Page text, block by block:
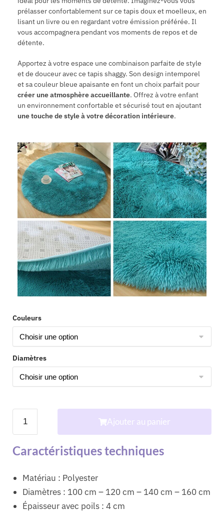
prélasser confortablement sur ce tapis doux et moelleux, en
lisant un livre ou en regardant votre émission préférée. Il
vous accompagnera pendant vos moments de repos et de
détente.
Apportez à votre espace une combinaison parfaite de style
et de douceur avec ce tapis shaggy. Son design intemporel
et sa couleur bleue apaisante en font un choix parfait pour
créer une atmosphère accueillante. Offrez à votre enfant
un environnement confortable et sécurisé tout en ajoutant
une touche de style à votre décoration intérieure.
Couleurs
Diamètres
Ajouter au panier
Caractéristiques techniques
Matériau : Polyester
Diamètres : 100 cm – 120 cm – 140 cm – 160 cm
Épaisseur avec poils : 4 cm